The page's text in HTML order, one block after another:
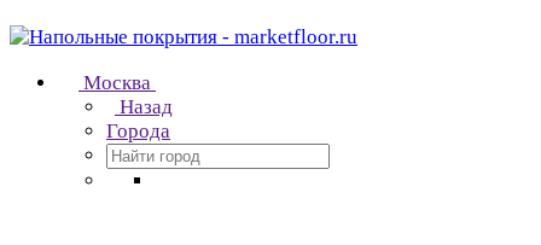
Москва
Назад
Города